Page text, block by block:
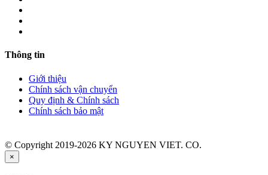
Thông tin
Giới thiệu
Chính sách vận chuyển
Quy định & Chính sách
Chính sách bảo mật
© Copyright 2019-2026 KY NGUYEN VIET. CO.
×